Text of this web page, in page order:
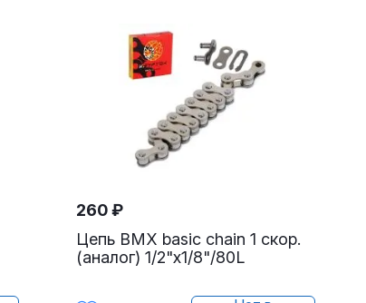
Цепь BMX basic chain 1 скор.
(аналог) 1/2"х1/8"/80L
260₽